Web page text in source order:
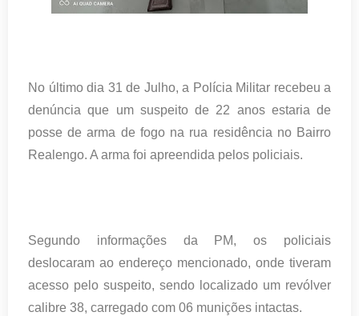
No último dia 31 de Julho, a Polícia Militar recebeu a
denúncia que um suspeito de 22 anos estaria de
posse de arma de fogo na rua residência no Bairro
Realengo. A arma foi apreendida pelos policiais.
Segundo informações da PM, os policiais
deslocaram ao endereço mencionado, onde tiveram
acesso pelo suspeito, sendo localizado um revólver
calibre 38, carregado com 06 munições intactas.